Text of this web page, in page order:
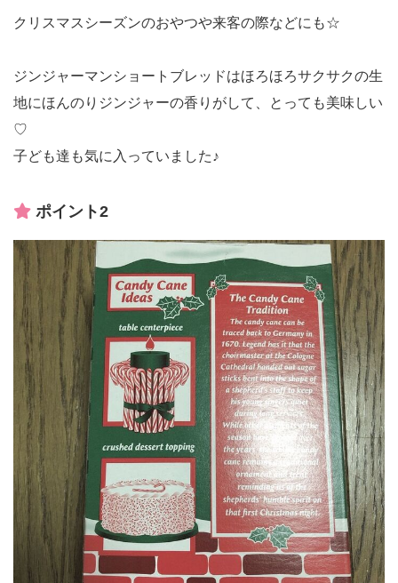
クリスマスシーズンのおやつや来客の際などにも☆
ジンジャーマンショートブレッドはほろほろサクサクの生
地にほんのりジンジャーの香りがして、とっても美味しい
♡
子ども達も気に入っていました♪
ポイント2